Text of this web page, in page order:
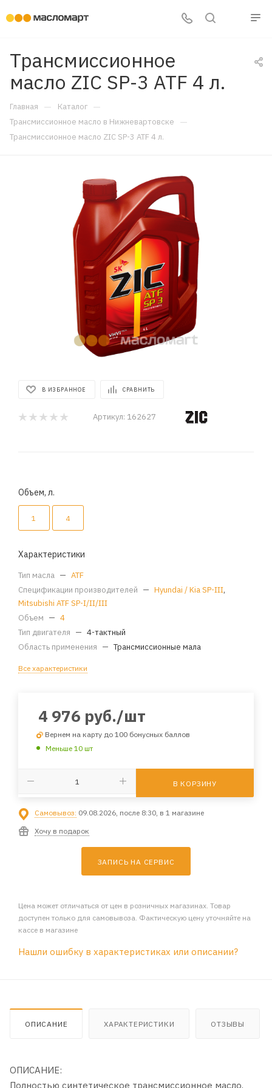
Трансмиссионное
масло ZIC SP-3 ATF 4 л.
Главная — Каталог —
Трансмиссионное масло в Нижневартовске —
Трансмиссионное масло ZIC SP-3 ATF 4 л.
В ИЗБРАННОЕ СРАВНИТЬ
Артикул: 162627
Объем, л.
1 4
Характеристики
Тип масла — ATF
Спецификации производителей — Hyundai / Kia SP-III,
Mitsubishi ATF SP-I/II/III
Объем — 4
Тип двигателя — 4-тактный
Область применения — Трансмиссионные мала
Все характеристики
4 976 руб./шт
Вернем на карту до 100 бонусных баллов
Меньше 10 шт
В КОРЗИНУ
Самовывоз: 09.08.2026, после 8:30, в 1 магазине
Хочу в подарок
ЗАПИСЬ НА СЕРВИС
Цена может отличаться от цен в розничных магазинах. Товар
доступен только для самовывоза. Фактическую цену уточняйте на
кассе в магазине
Нашли ошибку в характеристиках или описании?
ОПИСАНИЕ ХАРАКТЕРИСТИКИ ОТЗЫВЫ
ОПИСАНИЕ:
Полностью синтетическое трансмисcионное масло.